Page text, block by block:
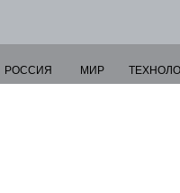
РОССИЯ МИР